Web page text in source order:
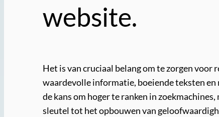
website.
Het is van cruciaal belang om te zorgen
waardevolle informatie, boeiende teksten
de kans om hoger te ranken in
sleutel tot het opbouwen van